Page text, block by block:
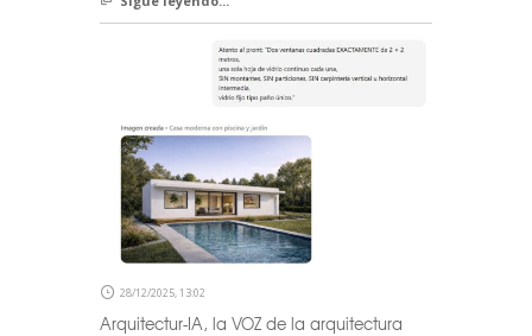
28/12/2025, 13:02
Arquitectur-IA, la VOZ de la arquitectura